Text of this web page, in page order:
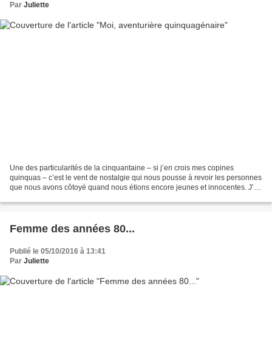
Par Juliette
Une des particularités de la cinquantaine – si j’en crois mes copines
quinquas – c’est le vent de nostalgie qui nous pousse à revoir les personnes
que nous avons côtoyé quand nous étions encore jeunes et innocentes. J’ai
Femme des années 80...
Publié le 05/10/2016 à 13:41
Par Juliette